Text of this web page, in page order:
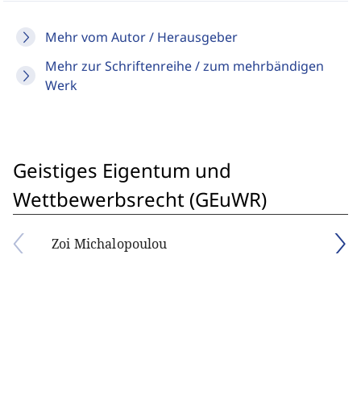
Mehr vom Autor / Herausgeber
Mehr zur Schriftenreihe / zum mehrbändigen
Werk
Geistiges Eigentum und
Wettbewerbsrecht (GEuWR)
Zoi Michalopoulou